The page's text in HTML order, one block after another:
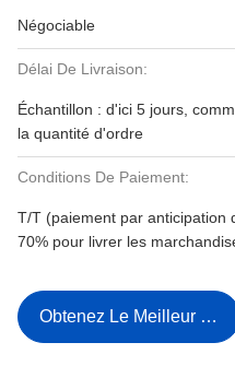
Négociable
Délai De Livraison:
Échantillon : d'ici 5 jours,
la quantité d'ordre
Conditions De Paiement:
T/T (paiement par anticipation
70% pour livrer les
Obtenez Le Meilleur Prix